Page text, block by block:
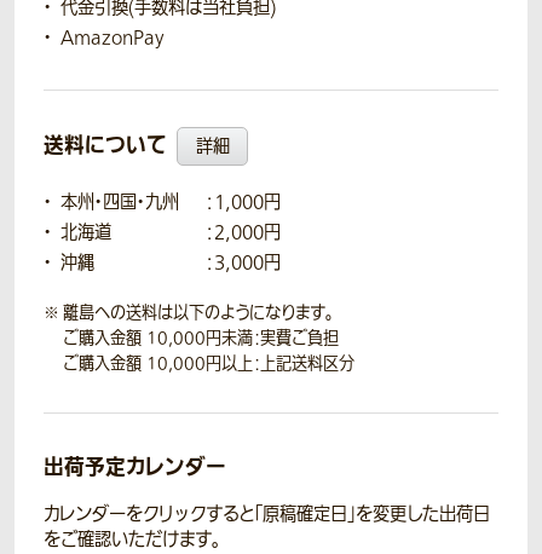
代金引換(手数料は当社負担)
AmazonPay
送料について 詳細
本州・四国・九州
：1,000円
北海道
：2,000円
沖縄
：3,000円
離島への送料は以下のようになります。
ご購入金額 10,000円未満：実費ご負担
ご購入金額 10,000円以上：上記送料区分
出荷予定カレンダー
カレンダーをクリックすると「原稿確定日」を変更した出荷日
をご確認いただけます。